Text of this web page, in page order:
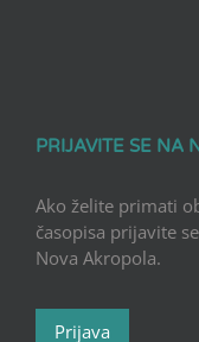
PRIJAVITE SE NA
Ako želite primati
časopisa prijavite
Nova Akropola.
Prijava